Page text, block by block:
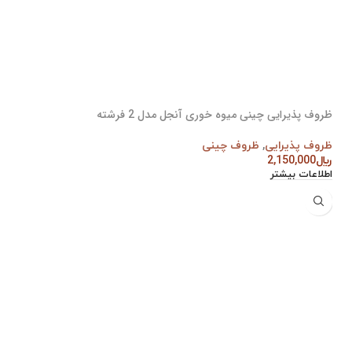
ظروف پذیرایی چینی میوه خوری آنجل مدل 2 فرشته
ظروف پذیرایی, ظروف چینی
﷼2,150,000
اطلاعات بیشتر